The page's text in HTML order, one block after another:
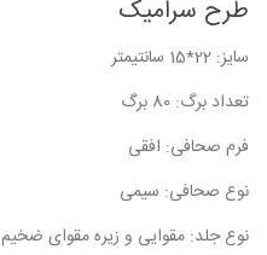
طرح سرامیک
سایز: 22*15 سانتیمتر
تعداد برگ: 80 برگ
فرم صحافی: افقی
نوع صحافی: سیمی
نوع جلد: مقوایی و زیره مقوای ضخیم